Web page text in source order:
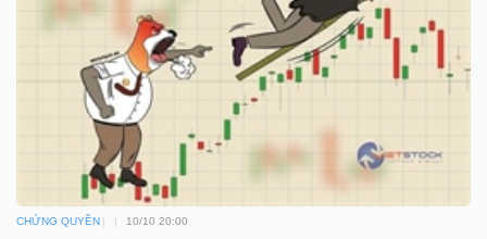
CHỨNG QUYỀN 10/10 20:00
CHÍNH